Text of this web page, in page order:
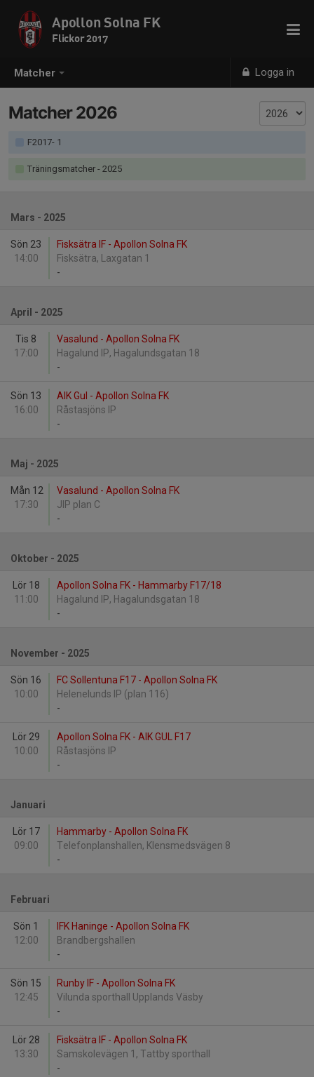
Matcher Logga in
Apollon Solna FK
Flickor 2017
Matcher 2026
F2017- 1
Träningsmatcher - 2025
Mars - 2025
Sön 23
14:00
Fisksätra IF - Apollon Solna FK
Fisksätra, Laxgatan 1
-
April - 2025
Tis 8
17:00
Vasalund - Apollon Solna FK
Hagalund IP, Hagalundsgatan 18
-
Sön 13
16:00
AIK Gul - Apollon Solna FK
Råstasjöns IP
-
Maj - 2025
Mån 12
17:30
Vasalund - Apollon Solna FK
JIP plan C
-
Oktober - 2025
Lör 18
11:00
Apollon Solna FK - Hammarby F17/18
Hagalund IP, Hagalundsgatan 18
-
November - 2025
Sön 16
10:00
FC Sollentuna F17 - Apollon Solna FK
Helenelunds IP (plan 116)
-
Lör 29
10:00
Apollon Solna FK - AIK GUL F17
Råstasjöns IP
-
Januari
Lör 17
09:00
Hammarby - Apollon Solna FK
Telefonplanshallen, Klensmedsvägen 8
-
Februari
Sön 1
12:00
IFK Haninge - Apollon Solna FK
Brandbergshallen
-
Sön 15
12:45
Runby IF - Apollon Solna FK
Vilunda sporthall Upplands Väsby
-
Lör 28
13:30
Fisksätra IF - Apollon Solna FK
Samskolevägen 1, Tattby sporthall
-